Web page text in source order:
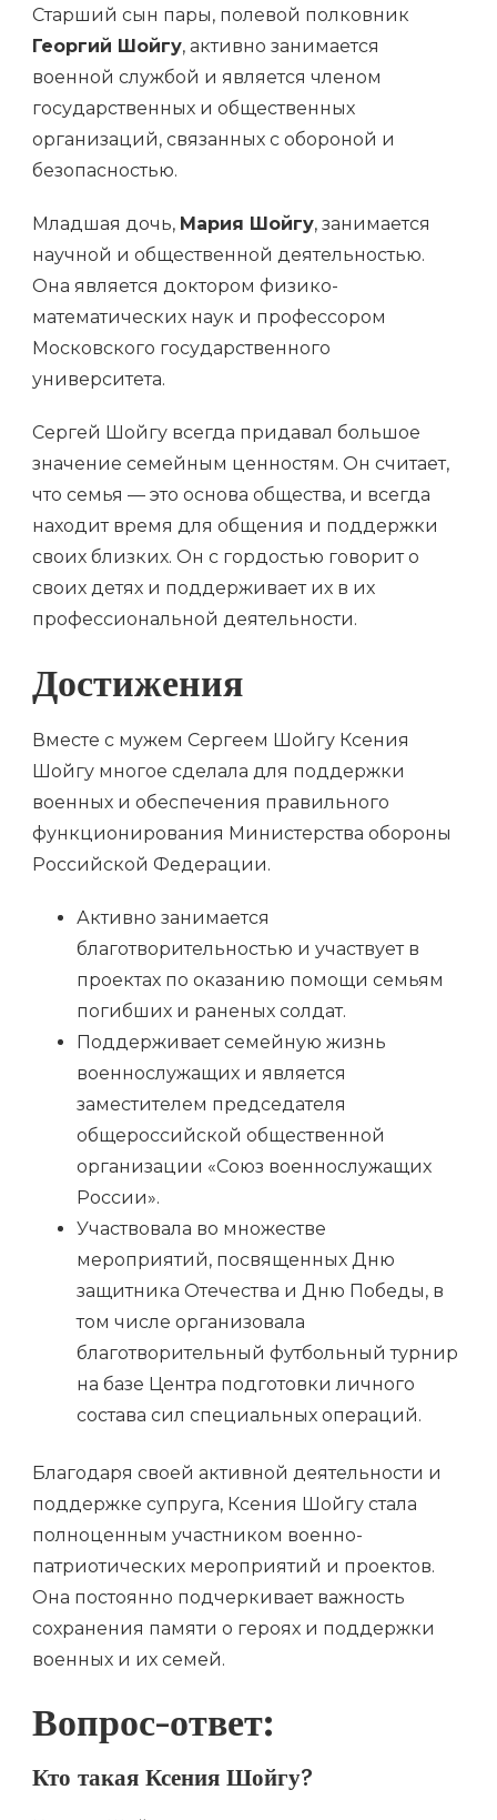
Старший сын пары, полевой полковник
Георгий Шойгу, активно занимается
военной службой и является членом
государственных и общественных
организаций, связанных с обороной и
безопасностью.
Младшая дочь, Мария Шойгу, занимается
научной и общественной деятельностью.
Она является доктором физико-
математических наук и профессором
Московского государственного
университета.
Сергей Шойгу всегда придавал большое
значение семейным ценностям. Он считает,
что семья — это основа общества, и всегда
находит время для общения и поддержки
своих близких. Он с гордостью говорит о
своих детях и поддерживает их в их
профессиональной деятельности.
Достижения
Вместе с мужем Сергеем Шойгу Ксения
Шойгу многое сделала для поддержки
военных и обеспечения правильного
функционирования Министерства обороны
Российской Федерации.
Активно занимается
благотворительностью и участвует в
проектах по оказанию помощи семьям
погибших и раненых солдат.
Поддерживает семейную жизнь
военнослужащих и является
заместителем председателя
общероссийской общественной
организации «Союз военнослужащих
России».
Участвовала во множестве
мероприятий, посвященных Дню
защитника Отечества и Дню Победы, в
том числе организовала
благотворительный футбольный турнир
на базе Центра подготовки личного
состава сил специальных операций.
Благодаря своей активной деятельности и
поддержке супруга, Ксения Шойгу стала
полноценным участником военно-
патриотических мероприятий и проектов.
Она постоянно подчеркивает важность
сохранения памяти о героях и поддержки
военных и их семей.
Вопрос-ответ:
Кто такая Ксения Шойгу?